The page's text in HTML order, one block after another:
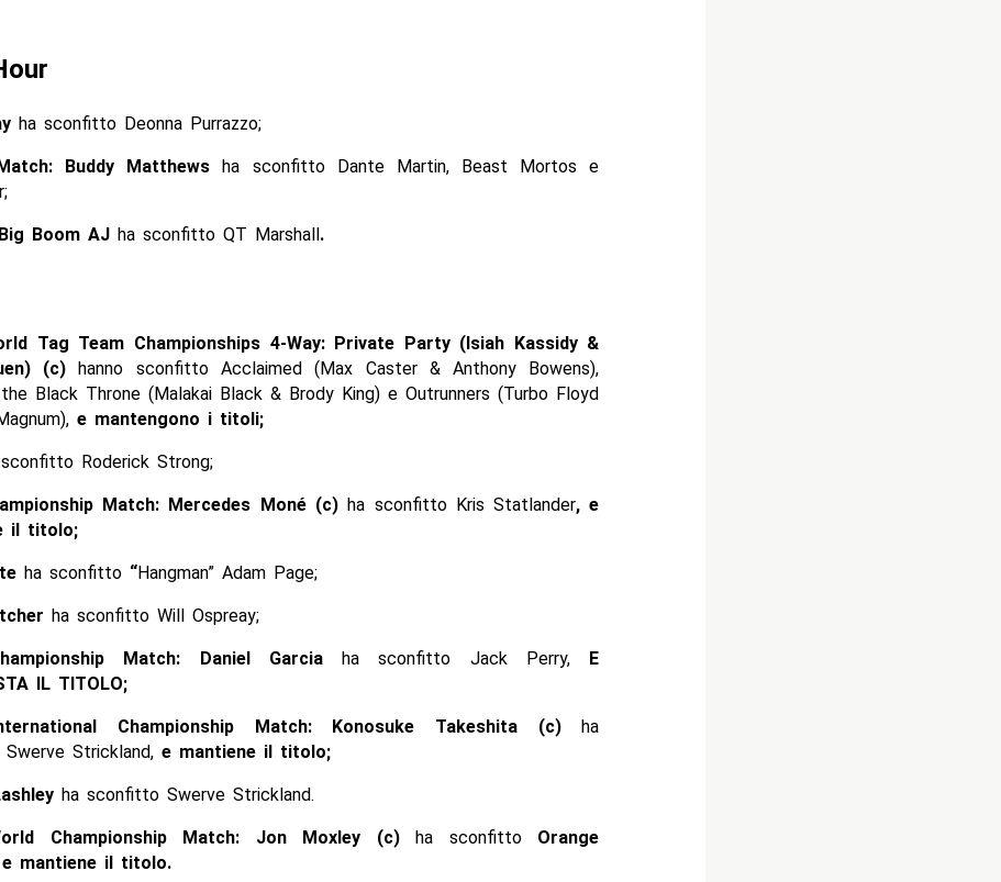
ha sconfitto Deonna Purrazzo;
Buddy Matthewsha sconfitto Dante Martin, Beast Mortos e
Boom AJ ha sconfitto QT Marshall.
Tag Team Championships 4-Way: Private Party (Isiah Kassidy &
(c)hanno sconfitto Acclaimed (Max Caster & Anthony Bowens),
Black Throne (Malakai Black & Brody King) e Outrunners (Turbo Floyd
e mantengono i titoli;
Roderick Strong;
Match: Mercedes Moné (c)ha sconfitto Kris Statlander, e
il titolo;
ha sconfitto “Hangman” Adam Page;
ha sconfitto Will Ospreay;
Match: Daniel Garciaha sconfitto Jack Perry, E
IL TITOLO;
Championship Match: Konosuke Takeshita (c)ha
Strickland, e mantiene il titolo;
ha sconfitto Swerve Strickland.
Championship Match: Jon Moxley (c)ha sconfitto Orange
e mantiene il titolo.